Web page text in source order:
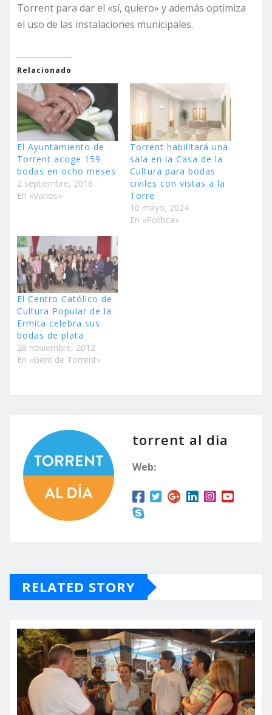
Torrent para dar el «sí, quiero» y además optimiza
el uso de las instalaciones municipales.
Relacionado
El Ayuntamiento de
Torrent acoge 159
bodas en ocho meses
2 septiembre, 2016
En «Varios»
Torrent habilitará una
sala en la Casa de la
Cultura para bodas
civiles con vistas a la
Torre
10 mayo, 2024
En «Política»
El Centro Católico de
Cultura Popular de la
Ermita celebra sus
bodas de plata
28 noviembre, 2012
En «Gent de Torrent»
torrent al dia
Web:
RELATED STORY